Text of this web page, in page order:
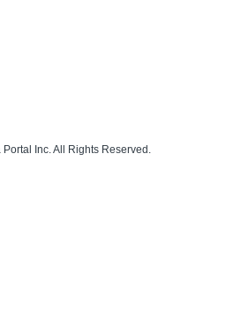
Inc. All Rights Reserved.